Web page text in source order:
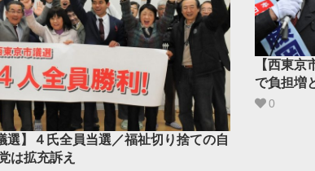
選】４氏全員当選／福祉切り捨ての自
は拡充訴え
【西東
で負担増
0